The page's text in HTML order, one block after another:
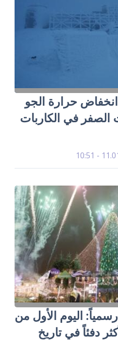
انخفاض حرارة الجو
تحت الصفر في الكاربات
رسمياً: اليوم الأول من
دفئاً في تاريخ